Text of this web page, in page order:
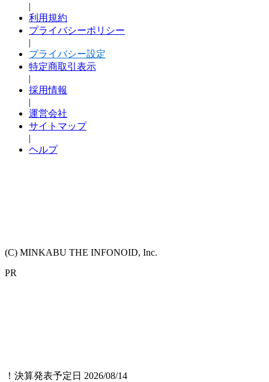
|
利用規約
プライバシーポリシー
|
プライバシー設定
特定商取引表示
|
採用情報
|
運営会社
サイトマップ
|
ヘルプ
(C) MINKABU THE INFONOID, Inc.
PR
！ 決算発表予定日 2026/08/14